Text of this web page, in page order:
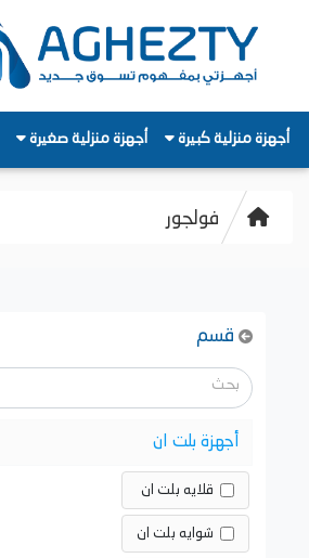
أجهزة منزلية كبيرة أجهزة منزلية صغيرة
فولجور
قسم
أجهزة بلت ان
قلايه بلت ان
شوايه بلت ان